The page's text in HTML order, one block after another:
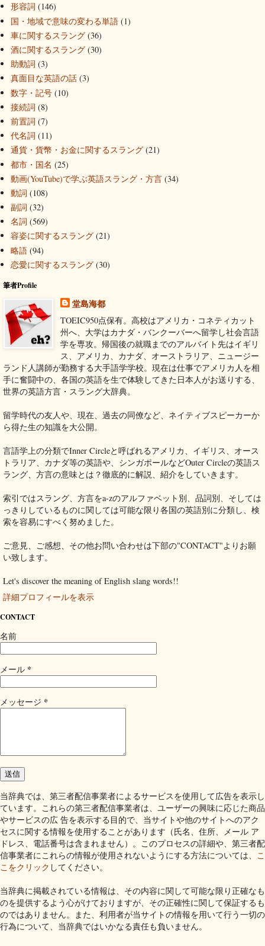
形容詞 (146)
国・地域で意味の変わる単語 (1)
車に関するスラング (36)
酒に関するスラング (30)
助動詞 (3)
真面目な英語の話 (3)
数字・記号 (10)
接続詞 (8)
前置詞 (7)
代名詞 (11)
通貨・貨幣・お金に関するスラング (21)
都市・国名 (25)
動画(YouTube)で学ぶ英語スラング・方言 (34)
動詞 (108)
副詞 (32)
名詞 (569)
容姿に関するスラング (21)
略語 (94)
恋愛に関するスラング (30)
筆者Profile
堂島海都
TOEIC950点保有。高校はアメリカ・コネティカット
州へ、大学はカナダ・バンクーバーへ留学し社会言語
学を専攻。帰国後の就職までのアルバイト先はイギリ
ス、アメリカ、カナダ、オーストラリア、ニュージー
ランド人講師が勤務する大手語学学校。現在は仕事でアメリカ人を相
手に奮闘中の、各国の英語を生で体験してきた日本人がお送りする、
世界の英語方言・スラング大辞典。
留学時代の友人や、現在、過去の同僚など、ネイティブスピーカーか
ら得た生の知識を大公開。
言語学上の分類でInner Circleと呼ばれるアメリカ、イギリス、オース
トラリア、カナダ等の英語や、シンガポールなどOuter Circleの英語ス
ラング、方言の意味とは？徹底的に解説、紹介をしていきます。
索引ではスラング、方言をa-zのアルファベット別、品詞別、そしては
っきりしているものに関しては可能な限り各国の英語別に分類し、検
索を容易にすべく努めました。
ご意見、ご感想、その他お問い合わせは下部の"CONTACT"よりお願
い致します。
Let's discover the meaning of English slang words!!
詳細プロフィールを表示
CONTACT
名前
メール *
メッセージ *
当辞典では、第三者配信事業者によるサービスを使用して広告を表示し
ています。これらの第三者配信事業者は、ユーザーの興味に応じた商品
やサービスの広 告を表示する目的で、当サイトや他のサイトへのアク
セスに関する情報を使用することがあります（氏名、住所、メール ア
ドレス、電話番号は含まれません）。このプロセスの詳細や、第三者配
信事業者にこれらの情報が使用されないようにする方法については、
こ
こをクリック してください。
当辞典に掲載されている情報は、その内容に関して可能な限り正確なも
のを提供するよう心がけておりますが、その正確性に関して保証するも
のではありません。また、利用者が当サイトの情報を用いて行う一切の
行為について、当辞典ではいかなる責任も負いません。